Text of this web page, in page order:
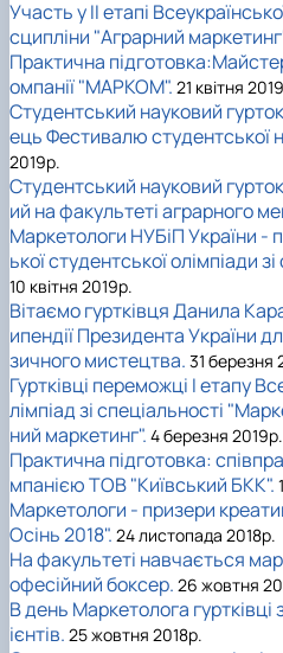
Участь у II етапі
сципліни "Аграрний
Практична
омпанії "МАРКОМ". 21 квітня
Студентський науковий
ець Фестивалю студентської
2019р.
Студентський науковий
ий на факультеті аграрного
Маркетологи НУБіП України -
ької студентської олімпіади
10 квітня 2019р.
Вітаємо гуртківця Данила
ипендії Президента України
зичного мистецтва. 31 березня
Гуртківці переможці I етапу
лімпіад зі спеціальності
ний маркетинг". 4 березня 2019р.
Практична підготовка:
мпанією ТОВ "Київський БКК".
Маркетологи - призери
Осінь 2018". 24 листопада 2018р.
На факультеті навчається
офесійний боксер. 26 жовтня
В день Маркетолога гуртківці
ієнтів. 25 жовтня 2018р.